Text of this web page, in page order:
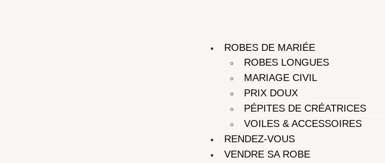
ROBES DE MARIÉE
ROBES LONGUES
MARIAGE CIVIL
PRIX DOUX
PÉPITES DE CRÉATRICES
VOILES & ACCESSOIRES
RENDEZ-VOUS
VENDRE SA ROBE